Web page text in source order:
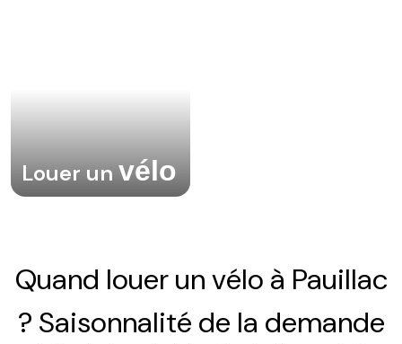
Louer unvélo
Quand louer un vélo à Pauillac
? Saisonnalité de la demande